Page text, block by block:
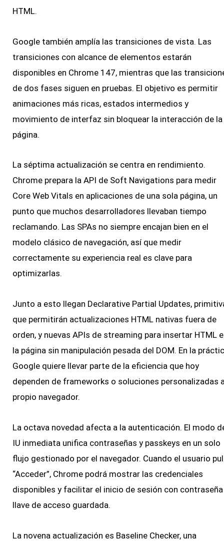
HTML.
Google también amplía las transiciones de vista. Las
transiciones con alcance de elementos estarán
disponibles en Chrome 147, mientras que las
de dos fases siguen en pruebas. El objetivo es permitir
animaciones más ricas, estados intermedios y
movimiento de interfaz sin bloquear la interacción de la
página.
La séptima actualización se centra en rendimiento.
Chrome prepara la API de Soft Navigations para medir
Core Web Vitals en aplicaciones de una sola página, un
punto que muchos desarrolladores llevaban tiempo
reclamando. Las SPAs no siempre encajan bien en el
modelo clásico de navegación, así que medir
correctamente su experiencia real es clave para
optimizarlas.
Junto a esto llegan Declarative Partial Updates,
que permitirán actualizaciones HTML nativas fuera de
orden, y nuevas APIs de streaming para insertar HTML
la página sin manipulación pesada del DOM. En la
Google quiere llevar parte de la eficiencia que hoy
dependen de frameworks o soluciones personalizadas
propio navegador.
La octava novedad afecta a la autenticación. El modo
IU inmediata unifica contraseñas y passkeys en un solo
flujo gestionado por el navegador. Cuando el usuario
“Acceder”, Chrome podrá mostrar las credenciales
disponibles y facilitar el inicio de sesión con
llave de acceso guardada.
La novena actualización es Baseline Checker, una